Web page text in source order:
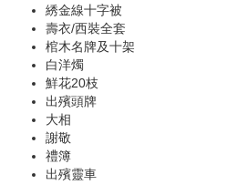
綉金線十字被
壽衣/西裝全套
棺木名牌及十架
白洋燭
鮮花20枝
出殯頭牌
大相
謝敬
禮簿
出殯靈車